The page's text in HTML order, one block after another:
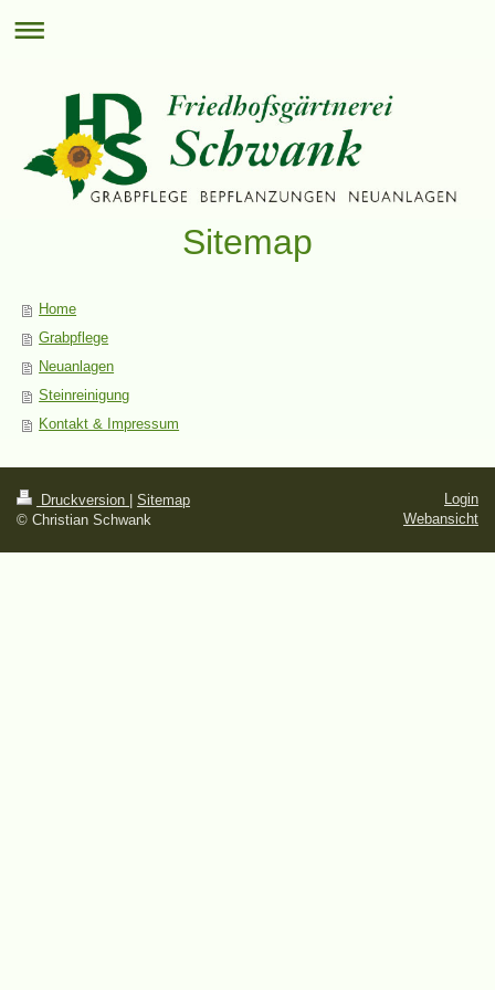
Sitemap
Home
Grabpflege
Neuanlagen
Steinreinigung
Kontakt & Impressum
Druckversion
Sitemap
© Christian Schwank
Login
Webansicht